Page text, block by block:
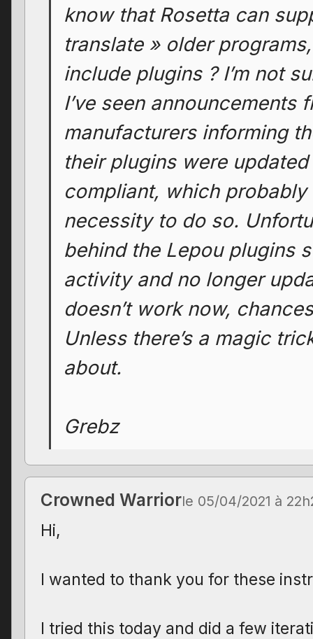
know that Rosetta can
translate » older
include plugins ? I’m not
I’ve seen announcements
manufacturers informing
their plugins were updated
compliant, which probably
necessity to do so.
behind the Lepou plugins
activity and no longer
doesn’t work now,
Unless there’s a magic
about.
Grebz
Crowned Warriorle 05/04/2021 à
Hi,
I wanted to thank you for these
I tried this today and did a few